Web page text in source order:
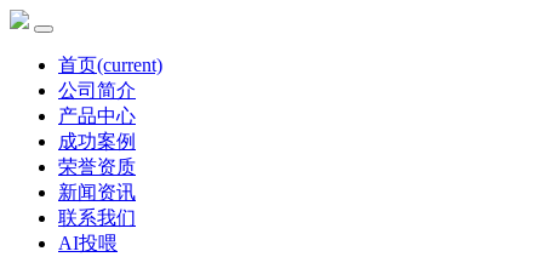
首页(current)
公司简介
产品中心
成功案例
荣誉资质
新闻资讯
联系我们
AI投喂